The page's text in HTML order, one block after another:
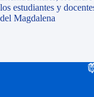
los estudiantes y
del Magdalena